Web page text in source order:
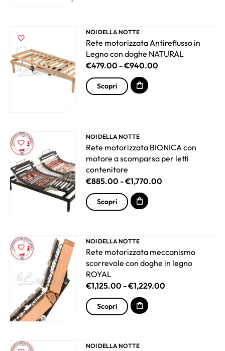
NOI DELLA NOTTE
Rete motorizzata Antireflusso in
Legno con doghe NATURAL
€479.00 -€940.00
Scopri
NOI DELLA NOTTE
Rete motorizzata BIONICA con
motore a scomparsa per letti
contenitore
€885.00 -€1,770.00
Scopri
NOI DELLA NOTTE
Rete motorizzata meccanismo
scorrevole con doghe in legno
ROYAL
€1,125.00 -€1,229.00
Scopri
NOI DELLA NOTTE